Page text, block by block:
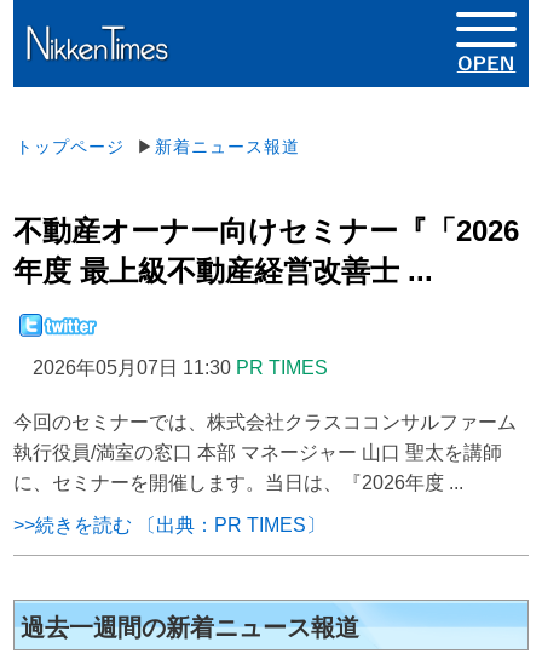
トップページ ▶ 新着ニュース報道
不動産オーナー向けセミナー『「2026
年度 最上級不動産経営改善士 ...
2026年05月07日 11:30 PR TIMES
今回のセミナーでは、株式会社クラスココンサルファーム
執行役員/満室の窓口 本部 マネージャー 山口 聖太を講師
に、セミナーを開催します。当日は、『2026年度 ...
>>続きを読む 〔出典：PR TIMES〕
過去一週間の新着ニュース報道